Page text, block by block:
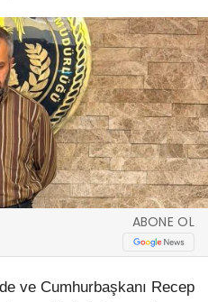
ABONE OL
ve Cumhurbaşkanı Recep